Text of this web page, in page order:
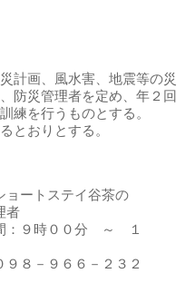
計画、風水害、地震等の災
防災管理者を定め、年２回
練を行うものとする。
とおりとする。
ョートステイ谷茶の
者
：９時００分 ～ １
９８－９６６－２３２